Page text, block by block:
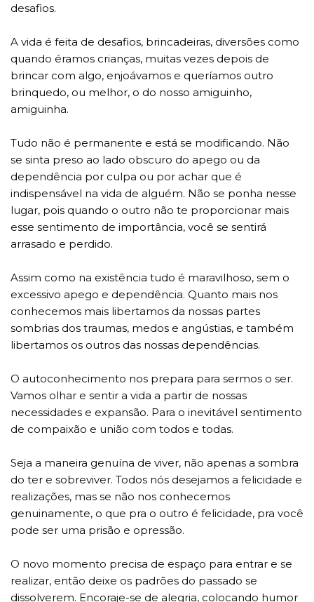
desafios.
A vida é feita de desafios, brincadeiras, diversões como
quando éramos crianças, muitas vezes depois de
brincar com algo, enjoávamos e queríamos outro
brinquedo, ou melhor, o do nosso amiguinho,
amiguinha.
Tudo não é permanente e está se modificando. Não
se sinta preso ao lado obscuro do apego ou da
dependência por culpa ou por achar que é
indispensável na vida de alguém. Não se ponha nesse
lugar, pois quando o outro não te proporcionar mais
esse sentimento de importância, você se sentirá
arrasado e perdido.
Assim como na existência tudo é maravilhoso, sem o
excessivo apego e dependência. Quanto mais nos
conhecemos mais libertamos da nossas partes
sombrias dos traumas, medos e angústias, e também
libertamos os outros das nossas dependências.
O autoconhecimento nos prepara para sermos o ser.
Vamos olhar e sentir a vida a partir de nossas
necessidades e expansão. Para o inevitável sentimento
de compaixão e união com todos e todas.
Seja a maneira genuína de viver, não apenas a sombra
do ter e sobreviver. Todos nós desejamos a felicidade e
realizações, mas se não nos conhecemos
genuinamente, o que pra o outro é felicidade, pra você
pode ser uma prisão e opressão.
O novo momento precisa de espaço para entrar e se
realizar, então deixe os padrões do passado se
dissolverem. Encoraje-se de alegria, colocando humor